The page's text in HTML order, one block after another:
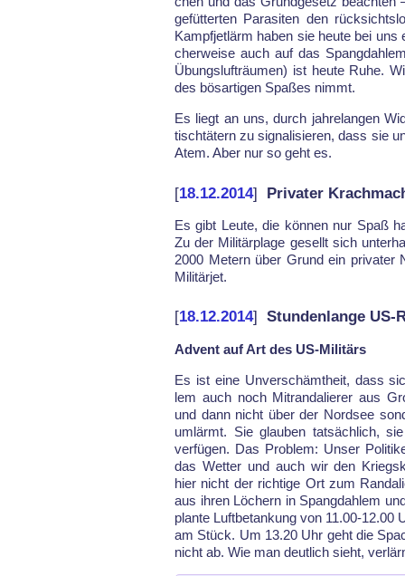
ge­füt­ter­ten Pa­ra­si­ten den
Kampf­jet­lärm ha­ben sie heu­te bei
cher­wei­se auch auf das
Übungs­lufträu­men) ist heu­te Ru­he.
des bös­ar­ti­gen Spaßes nimmt.
Es liegt an uns, durch jah­re­lan­gen
tischtätern zu si­gna­li­sie­ren, dass sie
Atem. Aber nur so geht es.
[18.12.2014] Privater
Es gibt Leu­te, die kön­nen nur Spaß
Zu der Mi­litär­pla­ge ge­sellt sich
2000 Me­tern über Grund ein pri­va­ter
Mi­litär­jet.
[18.12.2014] Stundenlange US-
Advent auf Art des US-Militärs
Es ist ei­ne Un­ver­schämt­heit, dass
lem auch noch Mit­ran­da­lie­rer aus
und dann nicht über der Nord­see
um­lärmt. Sie glau­ben tatsäch­lich,
ver­fü­gen. Das Pro­blem: Un­ser
das Wet­ter und auch wir den
hier nicht der rich­ti­ge Ort zum
aus ih­ren Löchern in Spang­dah­lem
plan­te Luft­be­tan­kung von 11.00-12.00
am Stück. Um 13.20 Uhr geht die
nicht ab. Wie man deut­lich sieht,